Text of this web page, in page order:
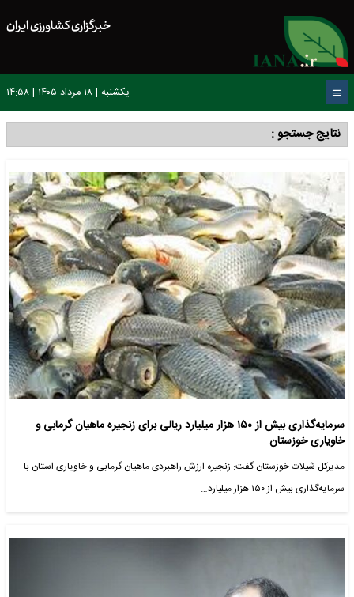
خبرگزاری کشاورزی ایران
یکشنبه | ۱۸ مرداد ۱۴۰۵ | ۱۴:۵۸
نتایج جستجو :
سرمایه‌گذاری بیش از ۱۵۰ هزار میلیارد ریالی برای زنجیره ماهیان گرمابی و
خاویاری خوزستان
مدیرکل شیلات خوزستان گفت: زنجیره ارزش راهبردی ماهیان گرمابی و خاویاری استان با
سرمایه‌گذاری بیش از ۱۵۰ هزار میلیارد…